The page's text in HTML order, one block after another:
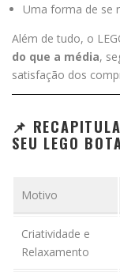
Uma forma de se
Além de tudo, o
do que a média,
satisfação dos
📌
SEU LEGO
Motivo
Criatividade e
Relaxamento